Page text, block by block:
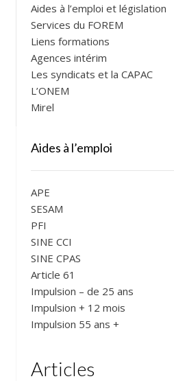
Aides à l’emploi et législation
Services du FOREM
Liens formations
Agences intérim
Les syndicats et la CAPAC
L’ONEM
Mirel
Aides à l’emploi
APE
SESAM
PFI
SINE CCI
SINE CPAS
Article 61
Impulsion – de 25 ans
Impulsion + 12 mois
Impulsion 55 ans +
Articles